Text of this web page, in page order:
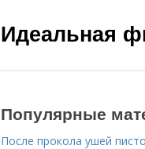
Идеальная
Популярные
После прокола ушей